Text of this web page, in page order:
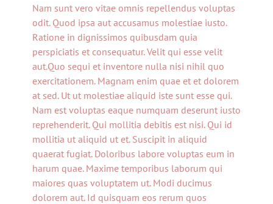
Nam sunt vero vitae omnis repellendus voluptas
odit. Quod ipsa aut accusamus molestiae iusto.
Ratione in dignissimos quibusdam quia
perspiciatis et consequatur. Velit qui esse velit
aut.Quo sequi et inventore nulla nisi nihil quo
exercitationem. Magnam enim quae et et dolorem
at sed. Ut ut molestiae aliquid iste sunt esse qui.
Nam est voluptas eaque numquam deserunt iusto
reprehenderit. Qui mollitia debitis est nisi. Qui id
mollitia ut aliquid ut et. Suscipit in aliquid
quaerat fugiat. Doloribus labore voluptas eum in
harum quae. Maxime temporibus laborum qui
maiores quas voluptatem ut. Modi ducimus
dolorem aut. Id quisquam eos rerum quos